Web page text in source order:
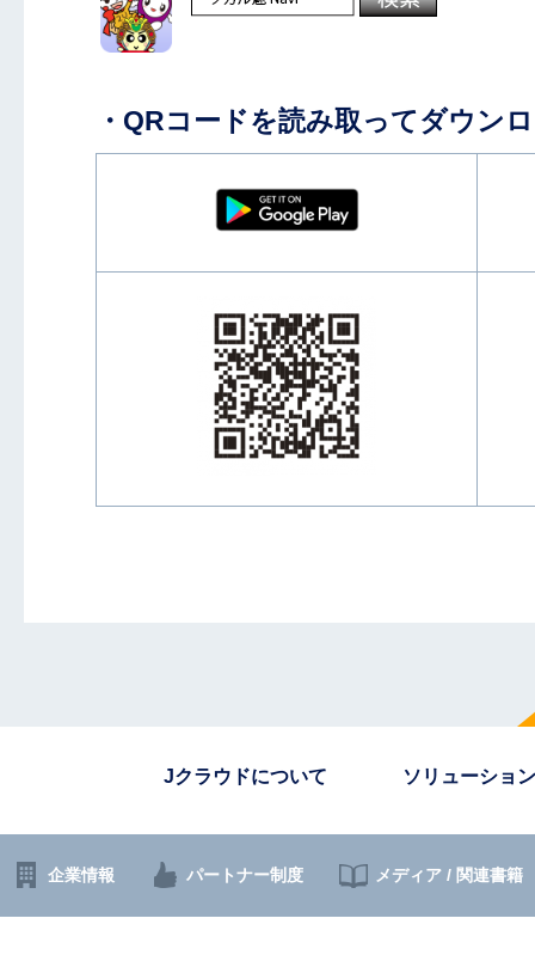
・QRコードを読み取ってダウン
Jクラウドについて ソリューショ
企業情報 パートナー制度 メディア / 関連書籍